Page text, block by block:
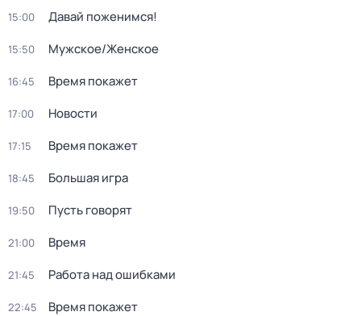
15:00 Давай поженимся!
15:50 Мужское/Женское
16:45 Время покажет
17:00 Новости
17:15 Время покажет
18:45 Большая игра
19:50 Пусть говорят
21:00 Время
21:45 Работа над ошибками
22:45 Время покажет